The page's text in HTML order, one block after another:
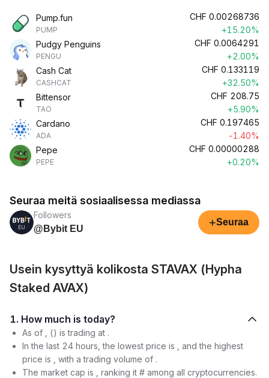
Pump.fun
PUMP
CHF 0.00268736
+15.20%
Pudgy Penguins
PENGU
CHF 0.0064291
+2.00%
Cash Cat
CASHCAT
CHF 0.133119
+32.50%
Bittensor
TAO
CHF 208.75
+5.90%
Cardano
ADA
CHF 0.197465
-1.40%
Pepe
PEPE
CHF 0.00000288
+0.20%
Seuraa meitä sosiaalisessa mediassa
Followers
@Bybit EU
+Seuraa
Usein kysyttyä kolikosta STAVAX (Hypha
Staked AVAX)
1. How much is today?
As of , () is trading at .
In the last 24 hours, the lowest price is , and the highest
price is , with a trading volume of .
The market cap is , ranking it # among all cryptocurrencies.